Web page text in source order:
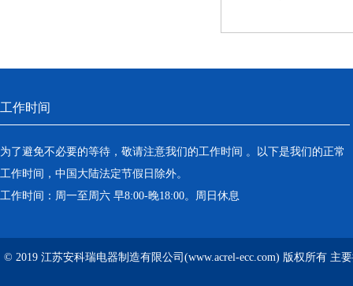
工作时间
为了避免不必要的等待，敬请注意我们的工作时间 。以下是我们的正常
工作时间，中国大陆法定节假日除外。
工作时间：周一至周六 早8:00-晚18:00。周日休息
© 2019 江苏安科瑞电器制造有限公司(www.acrel-ecc.com) 版权所有 主